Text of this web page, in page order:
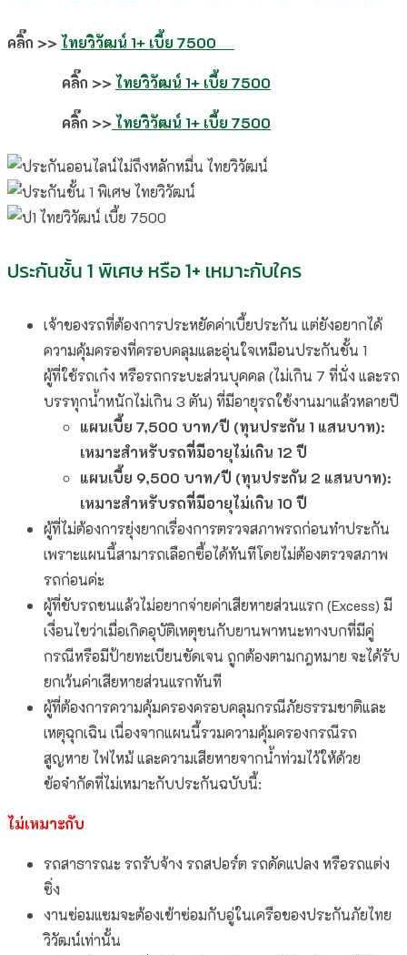
คลิ๊ก >>ไทยวิวัฒน์ 1+ เบี้ย 7500
คลิ๊ก >>ไทยวิวัฒน์ 1+ เบี้ย 7500
คลิ๊ก >>ไทยวิวัฒน์ 1+ เบี้ย 7500
ประกันชั้น 1 พิเศษ หรือ 1+ เหมาะกับใคร
เจ้าของรถที่ต้องการประหยัดค่าเบี้ยประกัน แต่ยังอยากได้
ความคุ้มครองที่ครอบคลุมและอุ่นใจเหมือนประกันชั้น 1
ผู้ที่ใช้รถเก๋ง หรือรถกระบะส่วนบุคคล (ไม่เกิน 7 ที่นั่ง และรถ
บรรทุกน้ำหนักไม่เกิน 3 ตัน) ที่มีอายุรถใช้งานมาแล้วหลายปี
แผนเบี้ย 7,500 บาท/ปี (ทุนประกัน 1 แสนบาท):
เหมาะสำหรับรถที่มีอายุไม่เกิน 12 ปี
แผนเบี้ย 9,500 บาท/ปี (ทุนประกัน 2 แสนบาท):
เหมาะสำหรับรถที่มีอายุไม่เกิน 10 ปี
ผู้ที่ไม่ต้องการยุ่งยากเรื่องการตรวจสภาพรถก่อนทำประกัน
เพราะแผนนี้สามารถเลือกซื้อได้ทันทีโดยไม่ต้องตรวจสภาพ
รถก่อนค่ะ
ผู้ที่ขับรถชนแล้วไม่อยากจ่ายค่าเสียหายส่วนแรก (Excess) มี
เงื่อนไขว่าเมื่อเกิดอุบัติเหตุชนกับยานพาหนะทางบกที่มีคู่
กรณีหรือมีป้ายทะเบียนชัดเจน ถูกต้องตามกฎหมาย จะได้รับ
ยกเว้นค่าเสียหายส่วนแรกทันที
ผู้ที่ต้องการความคุ้มครองครอบคลุมกรณีภัยธรรมชาติและ
เหตุฉุกเฉิน เนื่องจากแผนนี้รวมความคุ้มครองกรณีรถ
สูญหาย ไฟไหม้ และความเสียหายจากน้ำท่วมไว้ให้ด้วย
ข้อจำกัดที่ไม่เหมาะกับประกันฉบับนี้:
ไม่เหมาะกับ
รถสาธารณะ รถรับจ้าง รถสปอร์ต รถดัดแปลง หรือรถแต่ง
ซิ่ง
งานซ่อมแซมจะต้องเข้าซ่อมกับอู่ในเครือของประกันภัยไทย
วิวัฒน์เท่านั้น